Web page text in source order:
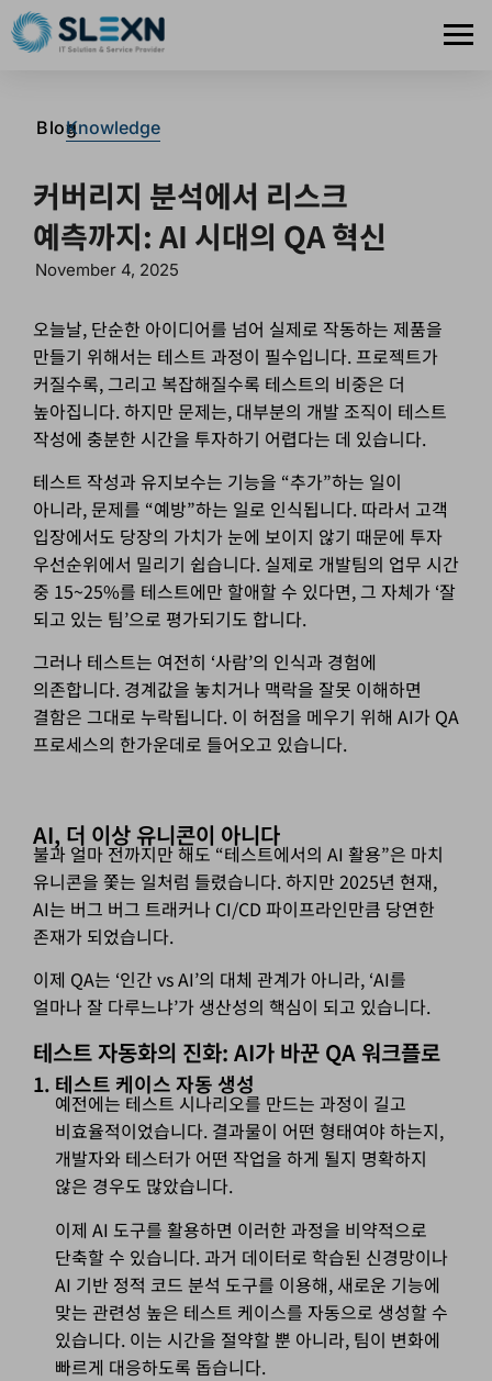
Blog
>
Knowledge
커버리지 분석에서 리스크
예측까지: AI 시대의 QA 혁신
November 4, 2025
오늘날, 단순한 아이디어를 넘어 실제로 작동하는 제품을
만들기 위해서는 테스트 과정이 필수입니다. 프로젝트가
커질수록, 그리고 복잡해질수록 테스트의 비중은 더
높아집니다. 하지만 문제는, 대부분의 개발 조직이 테스트
작성에 충분한 시간을 투자하기 어렵다는 데 있습니다.
테스트 작성과 유지보수는 기능을 “추가”하는 일이
아니라, 문제를 “예방”하는 일로 인식됩니다. 따라서 고객
입장에서도 당장의 가치가 눈에 보이지 않기 때문에 투자
우선순위에서 밀리기 쉽습니다. 실제로 개발팀의 업무 시간
중 15~25%를 테스트에만 할애할 수 있다면, 그 자체가 ‘잘
되고 있는 팀’으로 평가되기도 합니다.
그러나 테스트는 여전히 ‘사람’의 인식과 경험에
의존합니다. 경계값을 놓치거나 맥락을 잘못 이해하면
결함은 그대로 누락됩니다. 이 허점을 메우기 위해 AI가 QA
프로세스의 한가운데로 들어오고 있습니다.
AI, 더 이상 유니콘이 아니다
불과 얼마 전까지만 해도 “테스트에서의 AI 활용”은 마치
유니콘을 쫓는 일처럼 들렸습니다. 하지만 2025년 현재,
AI는 버그 버그 트래커나 CI/CD 파이프라인만큼 당연한
존재가 되었습니다.
이제 QA는 ‘인간 vs AI’의 대체 관계가 아니라, ‘AI를
얼마나 잘 다루느냐’가 생산성의 핵심이 되고 있습니다.
테스트 자동화의 진화: AI가 바꾼 QA 워크플로
1. 테스트 케이스 자동 생성
예전에는 테스트 시나리오를 만드는 과정이 길고
비효율적이었습니다. 결과물이 어떤 형태여야 하는지,
개발자와 테스터가 어떤 작업을 하게 될지 명확하지
않은 경우도 많았습니다.
이제 AI 도구를 활용하면 이러한 과정을 비약적으로
단축할 수 있습니다. 과거 데이터로 학습된 신경망이나
AI 기반 정적 코드 분석 도구를 이용해, 새로운 기능에
맞는 관련성 높은 테스트 케이스를 자동으로 생성할 수
있습니다. 이는 시간을 절약할 뿐 아니라, 팀이 변화에
빠르게 대응하도록 돕습니다.